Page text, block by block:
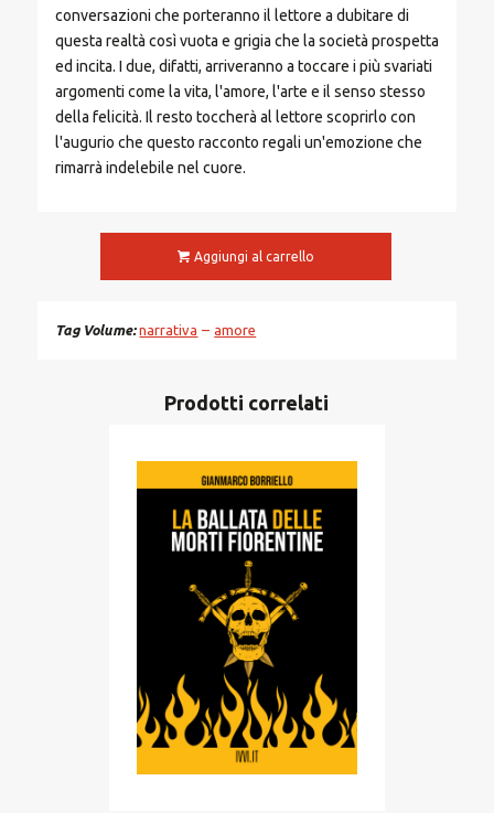
conversazioni che porteranno il lettore a dubitare di
questa realtà così vuota e grigia che la società prospetta
ed incita. I due, difatti, arriveranno a toccare i più svariati
argomenti come la vita, l'amore, l'arte e il senso stesso
della felicità. Il resto toccherà al lettore scoprirlo con
l'augurio che questo racconto regali un'emozione che
rimarrà indelebile nel cuore.
Aggiungi al carrello
Tag Volume narrativa amore
Prodotti correlati